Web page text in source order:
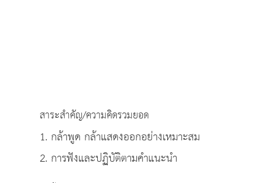
สาระสำคัญ/ความคิดรวมยอด
1. กล้าพูด กล้าแสดงออกอย่างเหมาะสม
2. การฟังและปฏิบัติตามคำแนะนำ